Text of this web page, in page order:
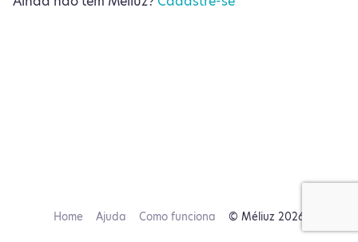
Home Ajuda Como funciona © Méliuz 2026